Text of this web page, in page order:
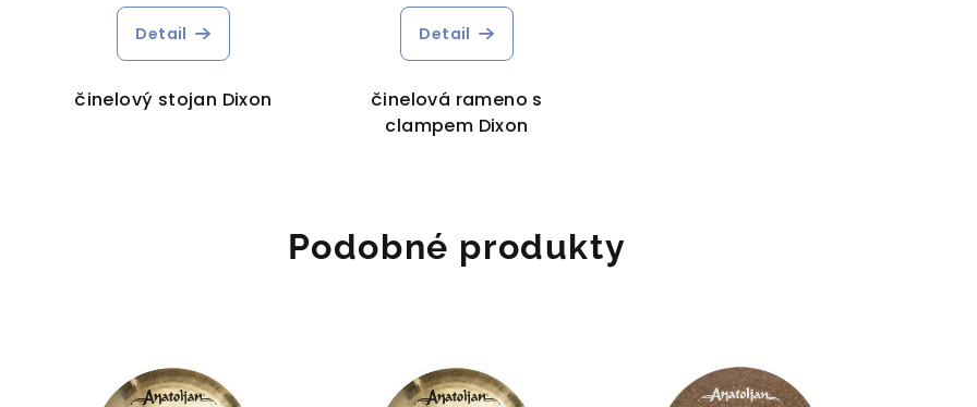
Detail
činelový stojan Dixon
Detail
činelová rameno s
clampem Dixon
Podobné produkty